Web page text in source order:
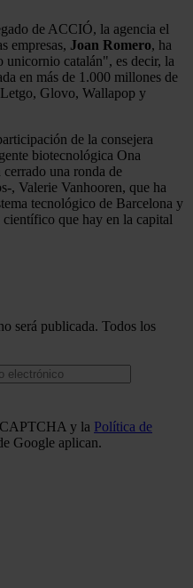
usan para personalizar
funciones de redes
compartimos
del sitio web con
publicidad y análisis
con otra información
hayan recopilado a
sus servicios.
de ACCIÓ, la agencia el
empresas, Joan Romero, ha
unicornio catalán", es decir, la
en más de 1.000 millones de
Letgo, Glovo, Wallapop y
de la consejera
biotecnológica Ona
una ronda de
, Valerie Vanhooren, que ha
tecnológico de Barcelona y
científico que hay en la capital
será publicada. Todos los
y la Política de
Google aplican.